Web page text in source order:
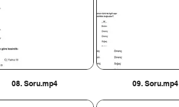
08. Soru.mp4 09. Soru.mp4